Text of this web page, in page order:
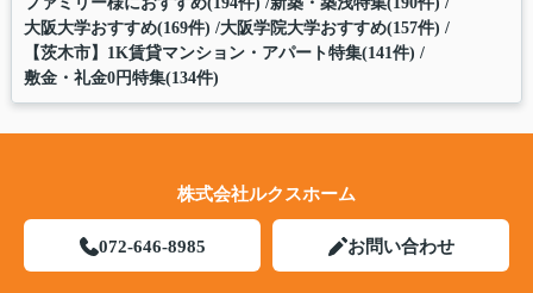
大阪大学おすすめ(169件) 大阪学院大学おすすめ(157件)
【茨木市】1K賃貸マンション・アパート特集(141件)
敷金・礼金0円特集(134件)
株式会社ルクスホーム
072-646-8985 お問い合わせ